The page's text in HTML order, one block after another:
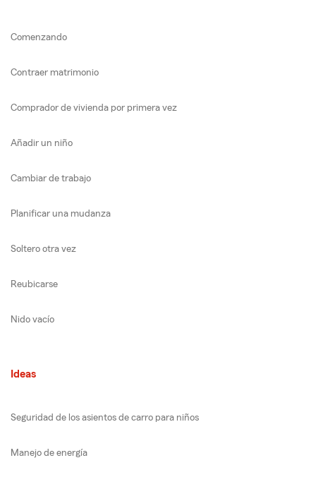
Comenzando
Contraer matrimonio
Comprador de vivienda por primera vez
Añadir un niño
Cambiar de trabajo
Planificar una mudanza
Soltero otra vez
Reubicarse
Nido vacío
Ideas
Seguridad de los asientos de carro para niños
Manejo de energía